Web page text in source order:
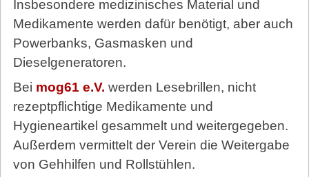
Insbesondere medizinisches Material und
Medikamente werden dafür benötigt, aber auch
Powerbanks, Gasmasken und
Dieselgeneratoren.
Bei mog61 e.V. werden Lesebrillen, nicht
rezeptpflichtige Medikamente und
Hygieneartikel gesammelt und weitergegeben.
Außerdem vermittelt der Verein die Weitergabe
von Gehhilfen und Rollstühlen.